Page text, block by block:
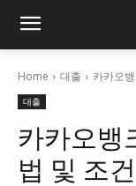
Home 대출 카카오
대출
카카오뱅
법 및 조